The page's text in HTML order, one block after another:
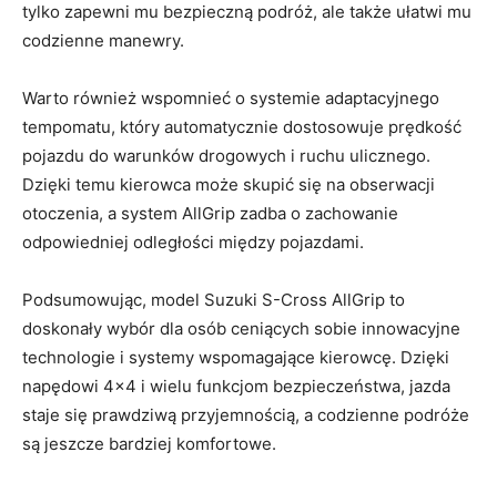
tylko zapewni mu bezpieczną podróż, ale także ułatwi mu
codzienne manewry.
Warto również wspomnieć o systemie adaptacyjnego
tempomatu, który automatycznie dostosowuje prędkość
pojazdu do warunków‌ drogowych i ruchu ulicznego. ​
Dzięki temu kierowca może​ skupić się na obserwacji
otoczenia, a system AllGrip ‍zadba o zachowanie
odpowiedniej odległości między pojazdami.
Podsumowując, model Suzuki S-Cross AllGrip‍ to⁣
doskonały wybór dla osób ceniących sobie innowacyjne
technologie i systemy wspomagające kierowcę. Dzięki
napędowi 4×4 i ‍wielu funkcjom bezpieczeństwa,⁢ jazda
staje się prawdziwą przyjemnością, a codzienne podróże
są jeszcze ⁢bardziej komfortowe.